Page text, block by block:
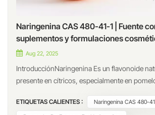
Naringenina CAS 480-41-1 | Fuente
suplementos y formulaciones
Aug 22, 2025
IntroducciónNaringenina Es un flavonoide
presente en cítricos, especialmente en
bioactivas, la naringenina se ha convertido en
ETIQUETAS CALIENTES : Naringenina CAS 480-